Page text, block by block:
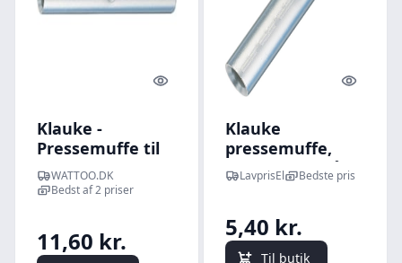
Quick look
Klauke -
Pressemuffe til
CU 50 mm
(flertrdet), 50
WATTOO.DK
Bedst af 2 priser
11,60 kr.
Quick
Klauke
pressemuffe,
kobber, 22R på 10
mm²
LavprisEl Bedste pris
5,40 kr.
Til butik